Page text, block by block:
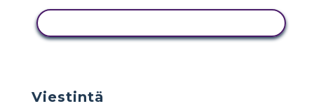
Viestintä